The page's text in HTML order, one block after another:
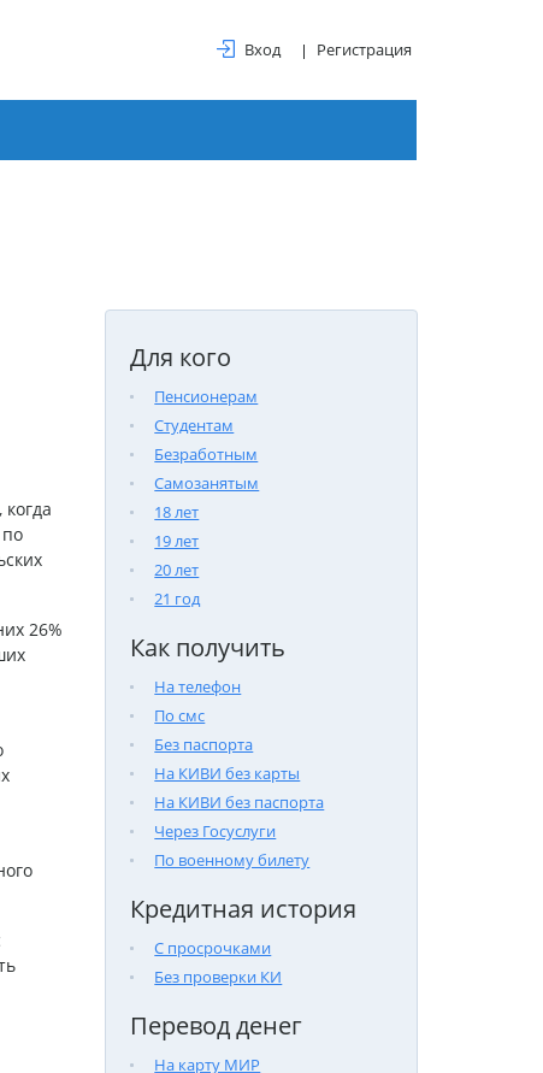
Вход Регистрация
Для кого
Пенсионерам
Студентам
Безработным
Самозанятым
18 лет
19 лет
20 лет
21 год
Как получить
На телефон
По смс
Без паспорта
На КИВИ без карты
На КИВИ без паспорта
Через Госуслуги
По военному билету
Кредитная история
С просрочками
Без проверки КИ
Перевод денег
На карту МИР
26%